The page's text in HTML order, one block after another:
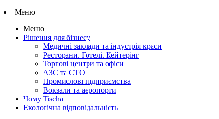
Меню
Меню
Рішення для бізнесу
Медичні заклади та індустрія краси
Ресторани. Готелі. Кейтерінг
Торгові центри та офіси
АЗС та СТО
Промислові підприємства
Вокзали та аеропорти
Чому Tischa
Екологічна відповідальність